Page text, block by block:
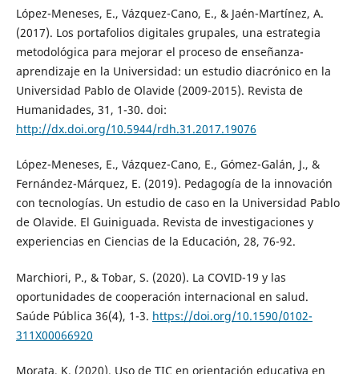
López-Meneses, E., Vázquez-Cano, E., & Jaén-Martínez, A.
(2017). Los portafolios digitales grupales, una estrategia
metodológica para mejorar el proceso de enseñanza-
aprendizaje en la Universidad: un estudio diacrónico en la
Universidad Pablo de Olavide (2009-2015). Revista de
Humanidades, 31, 1-30. doi:
http://dx.doi.org/10.5944/rdh.31.2017.19076
López-Meneses, E., Vázquez-Cano, E., Gómez-Galán, J., &
Fernández-Márquez, E. (2019). Pedagogía de la innovación
con tecnologías. Un estudio de caso en la Universidad Pablo
de Olavide. El Guiniguada. Revista de investigaciones y
experiencias en Ciencias de la Educación, 28, 76-92.
Marchiori, P., & Tobar, S. (2020). La COVID-19 y las
oportunidades de cooperación internacional en salud.
Saúde Pública 36(4), 1-3. https://doi.org/10.1590/0102-
311X00066920
Morata, K. (2020). Uso de TIC en orientación educativa en